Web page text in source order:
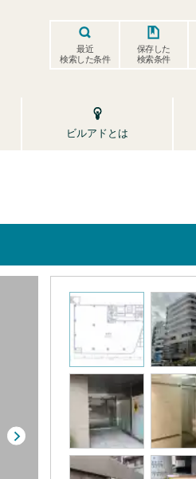
最近
検索した条件
保存した
検索条件
ビルアドとは